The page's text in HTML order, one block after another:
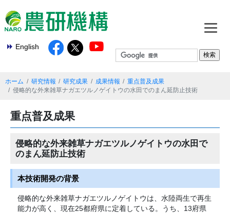
English
ホーム 研究情報 研究成果 成果情報
重点普及成果
侵略的な外来雑草ナガエツルノゲイトウの水田でのまん延防止技術
重点普及成果
侵略的な外来雑草ナガエツルノゲイトウの水田で
のまん延防止技術
本技術開発の背景
侵略的な外来雑草ナガエツルノゲイトウは、水陸両生で再生
能力が高く、現在25都府県に定着している。うち、13府県